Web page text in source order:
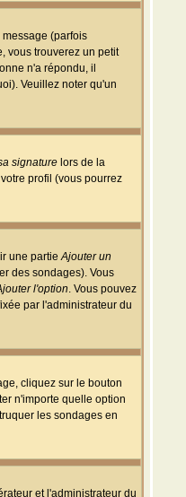
(parfois
vous trouverez un petit
n'a répondu, il
Veuillez noter qu'un
signature lors de la
profil (vous pourrez
une partieAjouter un
des sondages). Vous
l'option. Vous pouvez
par l'administrateur du
cliquez sur le bouton
n'importe quelle option
les sondages en
et l'administrateur du